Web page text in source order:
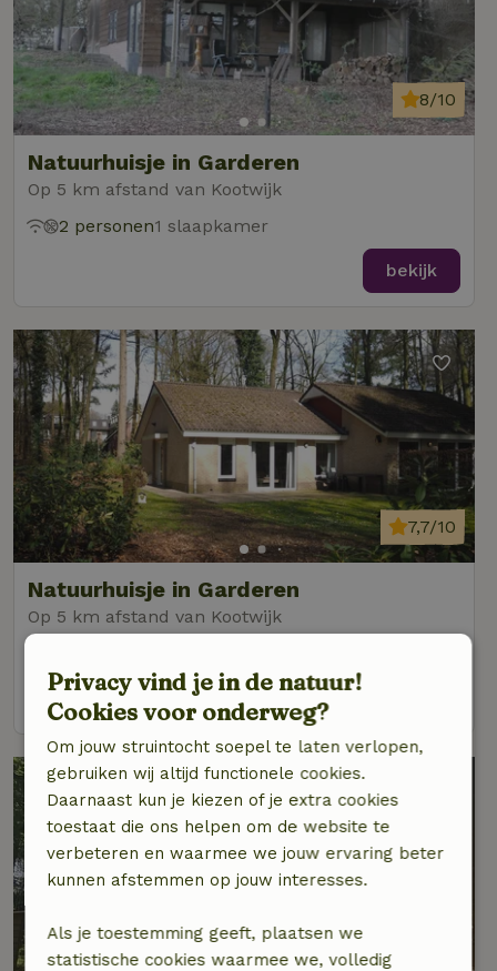
Natuurhuisje in Garderen
Op 5 km afstand van Kootwijk
8/10
2 personen1 slaapkamer
bekijk
Natuurhuisje in Garderen
Op 5 km afstand van Kootwijk
7,7/10
Privacy vind je in de natuur!
Cookies voor onderweg?
Om jouw struintocht soepel te laten verlopen,
gebruiken wij altijd functionele cookies.
Daarnaast kun je kiezen of je extra cookies
toestaat die ons helpen om de website te
verbeteren en waarmee we jouw ervaring beter
kunnen afstemmen op jouw interesses.
Als je toestemming geeft, plaatsen we
statistische cookies waarmee we, volledig